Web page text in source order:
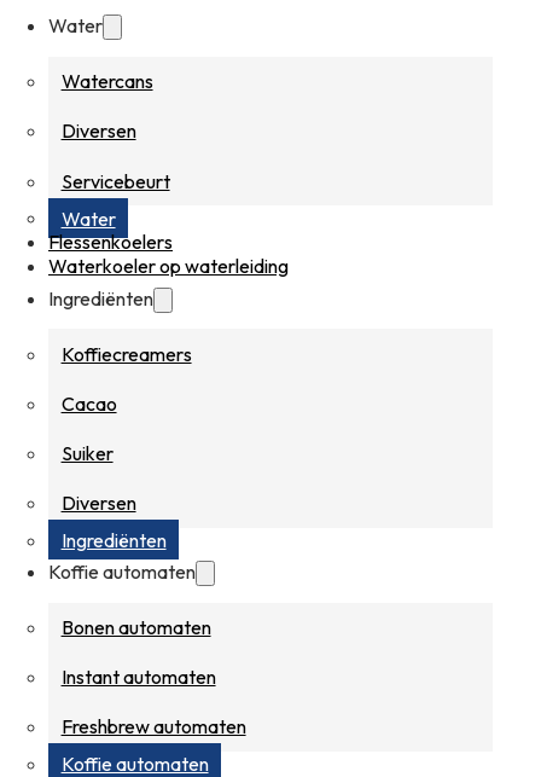
Water
Watercans
Diversen
Servicebeurt
Water
Flessenkoelers
Waterkoeler op waterleiding
Ingrediënten
Koffiecreamers
Cacao
Suiker
Diversen
Ingrediënten
Koffie automaten
Bonen automaten
Instant automaten
Freshbrew automaten
Koffie automaten